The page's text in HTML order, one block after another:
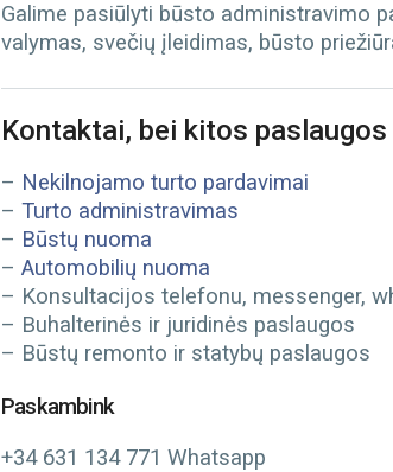
Galime pasiūlyti būsto administravimo
valymas, svečių įleidimas, būsto
Kontaktai, bei kitos paslaugos
– Nekilnojamo turto pardavimai
– Turto administravimas
– Būstų nuoma
– Automobilių nuoma
– Konsultacijos telefonu, messenger,
– Buhalterinės ir juridinės paslaugos
– Būstų remonto ir statybų paslaugos
Paskambink
+34 631 134 771 Whatsapp